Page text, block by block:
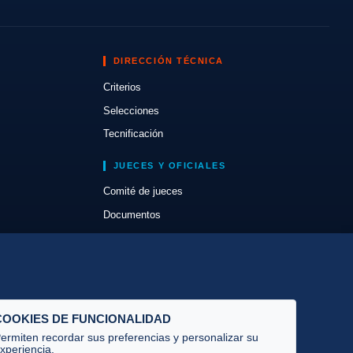
DIRECCIÓN TÉCNICA
Criterios
Selecciones
Tecnificación
JUECES Y OFICIALES
Comité de jueces
Documentos
DE FUNCIONALIDAD
recordar sus preferencias y personalizar su